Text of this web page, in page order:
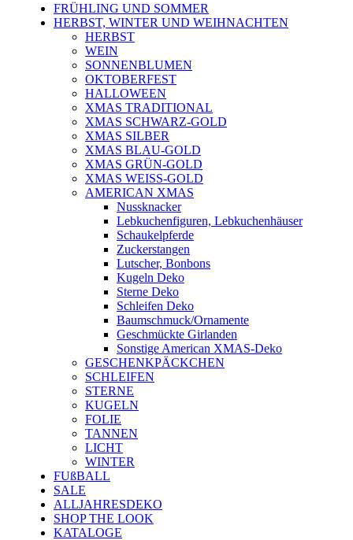
FRÜHLING UND SOMMER
HERBST, WINTER UND WEIHNACHTEN
HERBST
WEIN
SONNENBLUMEN
OKTOBERFEST
HALLOWEEN
XMAS TRADITIONAL
XMAS SCHWARZ-GOLD
XMAS SILBER
XMAS BLAU-GOLD
XMAS GRÜN-GOLD
XMAS WEISS-GOLD
AMERICAN XMAS
Nussknacker
Lebkuchenfiguren, Lebkuchenhäuser
Schaukelpferde
Zuckerstangen
Lutscher, Bonbons
Kugeln Deko
Sterne Deko
Schleifen Deko
Baumschmuck/Ornamente
Geschmückte Girlanden
Sonstige American XMAS-Deko
GESCHENKPÄCKCHEN
SCHLEIFEN
STERNE
KUGELN
FOLIE
TANNEN
LICHT
WINTER
FUßBALL
SALE
ALLJAHRESDEKO
SHOP THE LOOK
KATALOGE